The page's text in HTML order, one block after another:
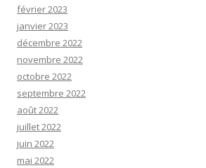
février 2023
janvier 2023
décembre 2022
novembre 2022
octobre 2022
septembre 2022
août 2022
juillet 2022
juin 2022
mai 2022